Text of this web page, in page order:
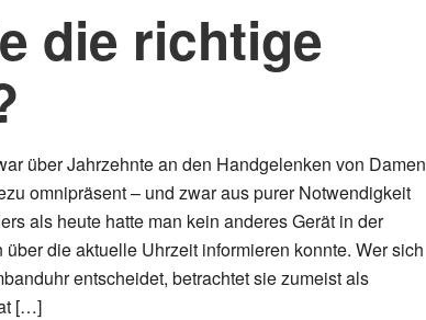
die richtige
über Jahrzehnte an den Handgelenken von Damen
omnipräsent – und zwar aus purer Notwendigkeit
als heute hatte man kein anderes Gerät in der
über die aktuelle Uhrzeit informieren konnte. Wer sich
entscheidet, betrachtet sie zumeist als
[…]